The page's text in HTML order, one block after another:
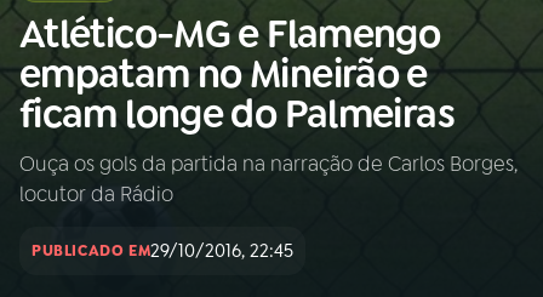
Buscar
na
Rádio
Nacional
Buscar
AO VIVO
INÍCIO
Atlético-MG e Flamengo
empatam no Mineirão e
ficam longe do Palmeiras
Ouça os gols da partida na narração de Carlos Borges,
locutor da Rádio
PUBLICADO EM29/10/2016, 22:45